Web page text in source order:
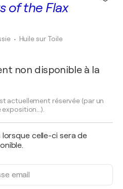
of the Flax
• Huile sur Toile
non disponible à la
actuellement réservée (par un
celle-ci sera de